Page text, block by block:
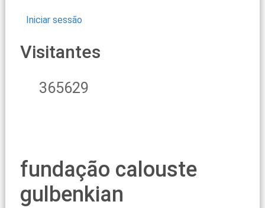
Iniciar sessão
Visitantes
365629
fundação calouste
gulbenkian